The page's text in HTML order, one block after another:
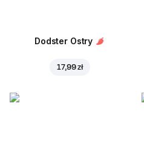
Dodster Ostry
17,99 zł